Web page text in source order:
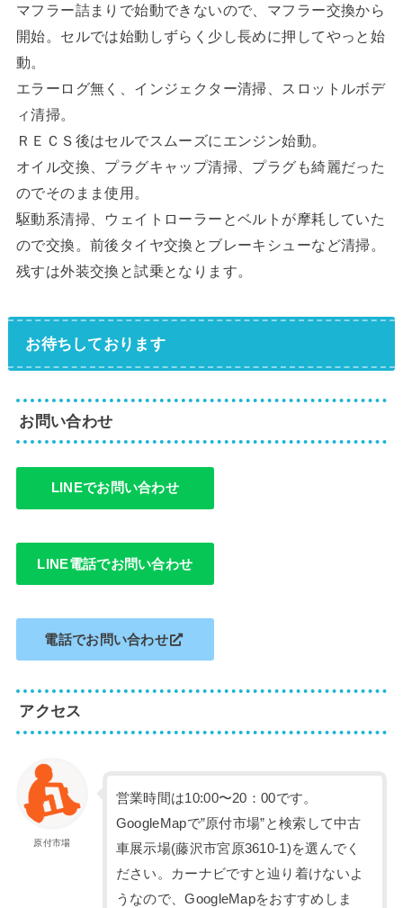
マフラー詰まりで始動できないので、マフラー交換から
開始。セルでは始動しずらく少し長めに押してやっと始
動。
エラーログ無く、インジェクター清掃、スロットルボデ
ィ清掃。
ＲＥＣＳ後はセルでスムーズにエンジン始動。
オイル交換、プラグキャップ清掃、プラグも綺麗だった
のでそのまま使用。
駆動系清掃、ウェイトローラーとベルトが摩耗していた
ので交換。前後タイヤ交換とブレーキシューなど清掃。
残すは外装交換と試乗となります。
お待ちしております
お問い合わせ
LINEでお問い合わせ
LINE電話でお問い合わせ
電話でお問い合わせ
アクセス
原付市場
営業時間は10:00〜20：00です。
GoogleMapで”原付市場”と検索して中古
車展示場(藤沢市宮原3610-1)を選んでく
ださい。カーナビですと辿り着けないよ
うなので、GoogleMapをおすすめしま